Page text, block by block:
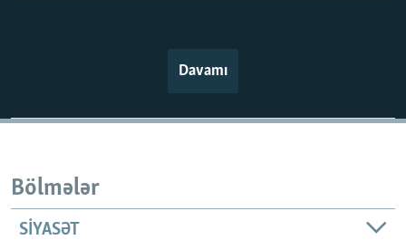
Davamı
Bölmələr
SIYASƏT